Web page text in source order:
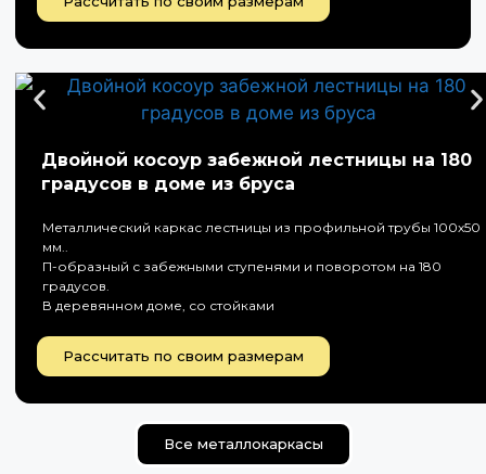
Двойной косоур забежной лестницы на 180
градусов в доме из бруса
Металлический каркас лестницы из профильной трубы 100х50
мм..
П-образный с забежными ступенями и поворотом на 180
градусов.
В деревянном доме, со стойками
Рассчитать по своим размерам
Все металлокаркасы